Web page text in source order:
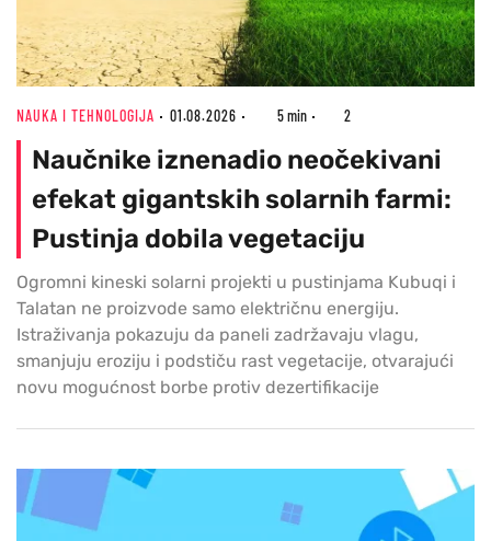
NAUKA I TEHNOLOGIJA 01.08.2026 5 min 2
Naučnike iznenadio neočekivani
efekat gigantskih solarnih farmi:
Pustinja dobila vegetaciju
Ogromni kineski solarni projekti u pustinjama Kubuqi i
Talatan ne proizvode samo električnu energiju.
Istraživanja pokazuju da paneli zadržavaju vlagu,
smanjuju eroziju i podstiču rast vegetacije, otvarajući
novu mogućnost borbe protiv dezertifikacije